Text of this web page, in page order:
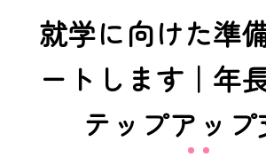
就学に向けた準
ートします｜年
テップアッ